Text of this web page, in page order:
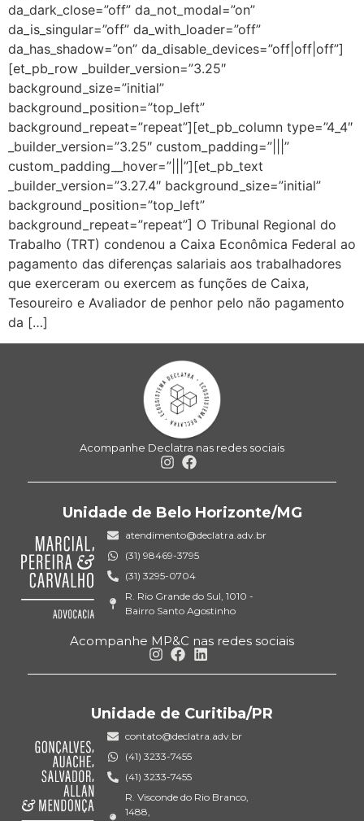
da_dark_close=”off” da_not_modal=”on”
da_is_singular=”off” da_with_loader=”off”
da_has_shadow=”on” da_disable_devices=”off|off|off”]
[et_pb_row _builder_version=”3.25″
background_size=”initial”
background_position=”top_left”
background_repeat=”repeat”][et_pb_column type=”4_4″
_builder_version=”3.25″ custom_padding=”|||”
custom_padding__hover=”|||”][et_pb_text
_builder_version=”3.27.4″ background_size=”initial”
background_position=”top_left”
background_repeat=”repeat”] O Tribunal Regional do
Trabalho (TRT) condenou a Caixa Econômica Federal ao
pagamento das diferenças salariais aos trabalhadores
que exerceram ou exercem as funções de Caixa,
Tesoureiro e Avaliador de penhor pelo não pagamento
da […]
Acompanhe Declatra nas redes sociais
Unidade de Belo Horizonte/MG
atendimento@declatra.adv.br
(31) 98469-3795
(31) 3295-0704
R. Rio Grande do Sul, 1010 -
Bairro Santo Agostinho
Acompanhe MP&C nas redes sociais
Unidade de Curitiba/PR
contato@declatra.adv.br
(41) 3233-7455
(41) 3233-7455
R. Visconde do Rio Branco,
1488,